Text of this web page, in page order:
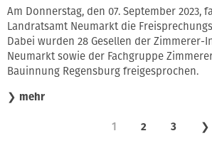
Am Donnerstag, den 07. September 2023,
Landratsamt Neumarkt die
Dabei wurden 28 Gesellen der Zimmerer-
Neumarkt sowie der Fachgruppe
Bauinnung Regensburg freigesprochen.
❯ mehr
1 2 3 ❯